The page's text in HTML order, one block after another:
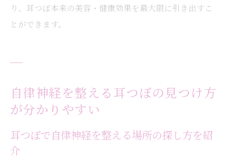
り、耳つぼ本来の美容・健康効果を最大限に引き出すこ
とができます。
自律神経を整える耳つぼの見つけ方
が分かりやすい
耳つぼで自律神経を整える場所の探し方を紹
介